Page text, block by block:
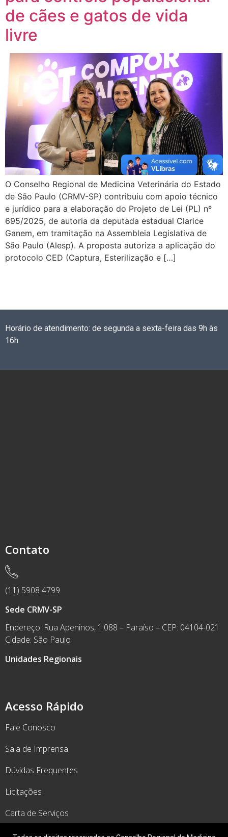
de cães e gatos de vida
livre
O Conselho Regional de Medicina Veterinária do Estado
de São Paulo (CRMV-SP) contribuiu com apoio técnico
e jurídico para a elaboração do Projeto de Lei (PL) nº
695/2025, de autoria da deputada estadual Clarice
Ganem, em tramitação na Assembleia Legislativa de
São Paulo (Alesp). A proposta autoriza a aplicação do
protocolo CED (Captura, Esterilização e […]
Horário de atendimento: de segunda a sexta-feira das 9h às
16h
Acesso Rápido
Fale Conosco
Sala de Imprensa
Dúvidas Frequentes
Licitações
Carta de Serviços
Contato
(11) 5908 4799
Sede CRMV-SP
Endereço: Rua Apeninos, 1.088 – Paraíso – CEP: 04104-021
Cidade: São Paulo
Unidades Regionais